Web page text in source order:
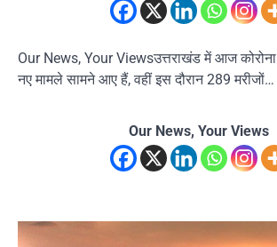
Our News, Your Viewsउत्तराखंड में आज
नए मामले सामने आए हैं, वहीं इस दौरान 289 मरीजों…
Our News, Your Views